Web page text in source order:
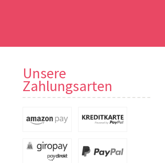
Unsere
Zahlungsarten